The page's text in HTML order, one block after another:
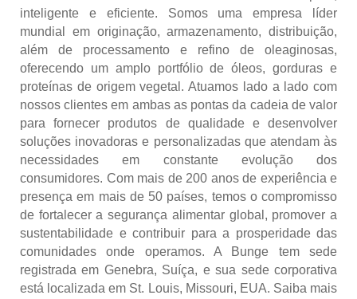
inteligente e eficiente. Somos uma empresa líder
mundial em originação, armazenamento, distribuição,
além de processamento e refino de oleaginosas,
oferecendo um amplo portfólio de óleos, gorduras e
proteínas de origem vegetal. Atuamos lado a lado com
nossos clientes em ambas as pontas da cadeia de valor
para fornecer produtos de qualidade e desenvolver
soluções inovadoras e personalizadas que atendam às
necessidades em constante evolução dos
consumidores. Com mais de 200 anos de experiência e
presença em mais de 50 países, temos o compromisso
de fortalecer a segurança alimentar global, promover a
sustentabilidade e contribuir para a prosperidade das
comunidades onde operamos. A Bunge tem sede
registrada em Genebra, Suíça, e sua sede corporativa
está localizada em St. Louis, Missouri, EUA. Saiba mais